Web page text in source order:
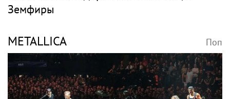
Земфиры
METALLICA Поп